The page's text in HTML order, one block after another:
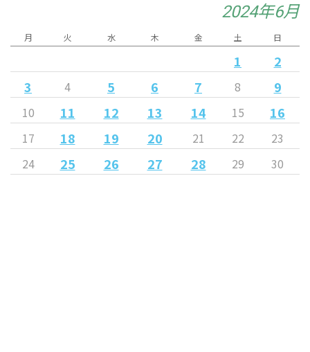
2024年6月
月 火 水 木 金 土 日
1
2
3
4 5 6 7 8 9
10 11 12 13 14 15 16
17 18 19 20 21 22
23
24
25 26 27 28 29
30